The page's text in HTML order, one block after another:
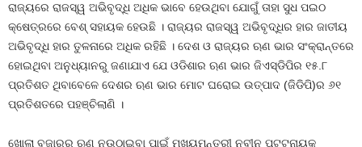
ରାଜ୍ୟରେ ରାଜସ୍ୱ ଅଭିବୃଦ୍ଧି ଅଧିକ ଭାବେ ହେଉଥିବା ଯୋଗୁଁ ତାହା ସୁଧ ପଇଠ
କ୍ଷେତ୍ରରେ ବେଶ୍‍ ସହାୟକ ହେଉଛି । ରାଜ୍ୟର ରାଜସ୍ୱ ଅଭିବୃଦ୍ଧିର ହାର ଜାତୀୟ
ଅଭିବୃଦ୍ଧି ହାର ତୁଳନାରେ ଅଧିକ ରହିଛି । ଦେଶ ଓ ରାଜ୍ୟର ଋଣ ଭାର ସଂକ୍ରାନ୍ତରେ
ହୋଇଥିବା ଅନୁଧ୍ୟାନରୁ ଜଣାଯାଏ ଯେ ଓଡିଶାର ଋଣ ଭାର ଜିଏସ୍‍ଡିପିର ୧୫.୮
ପ୍ରତିଶତ ଥିବାବେଳେ ଦେଶର ଋଣ ଭାର ମୋଟ ଘରୋଇ ଉତ୍ପାଦ (ଜିଡିପି)ର ୬୧
ପ୍ରତିଶତରେ ପହଞ୍ଚିଲାଣି ।
ଖୋଲା ବଜାରରୁ ଋଣ ନଉଠାଇବା ପାଇଁ ମୁଖ୍ୟମନ୍ତ୍ରୀ ନବୀନ ପଟ୍ଟନାୟକ